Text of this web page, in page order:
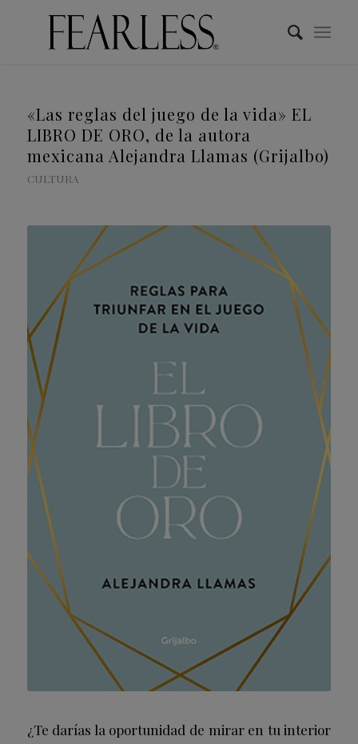
«Las reglas del juego de la vida» EL
LIBRO DE ORO, de la autora
mexicana Alejandra Llamas (Grijalbo)
CULTURA
¿Te darías la oportunidad de mirar en tu interior